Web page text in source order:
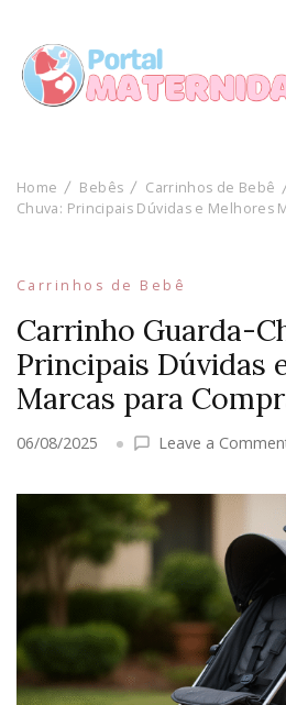
Home Bebês Carrinhos de Bebê
Chuva: Principais Dúvidas e Melhores
Carrinhos de Bebê
Carrinho Guarda-
Principais Dúvidas
Marcas para
06/08/2025 Leave a